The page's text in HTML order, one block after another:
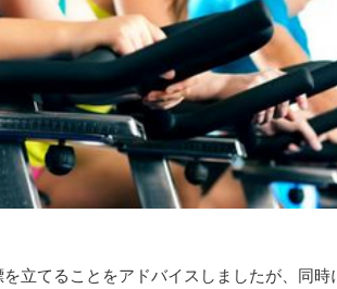
立てることをアドバイスしましたが、同時